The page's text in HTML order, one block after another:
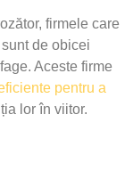
firmele care
sunt de obicei
Aceste firme
pentru a
lor în viitor.